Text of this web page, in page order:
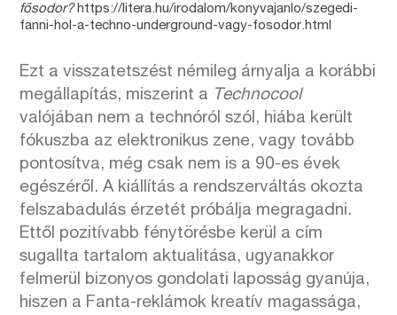
fősodor? https://litera.hu/irodalom/konyvajanlo/szegedi-
fanni-hol-a-techno-underground-vagy-fosodor.html
Ezt a visszatetszést némileg árnyalja a korábbi
megállapítás, miszerint a Technocool
valójában nem a technóról szól, hiába került
fókuszba az elektronikus zene, vagy tovább
pontosítva, még csak nem is a 90-es évek
egészéről. A kiállítás a rendszerváltás okozta
felszabadulás érzetét próbálja megragadni.
Ettől pozitívabb fénytörésbe kerül a cím
sugallta tartalom aktualitása, ugyanakkor
felmerül bizonyos gondolati laposság gyanúja,
hiszen a Fanta-reklámok kreatív magassága,